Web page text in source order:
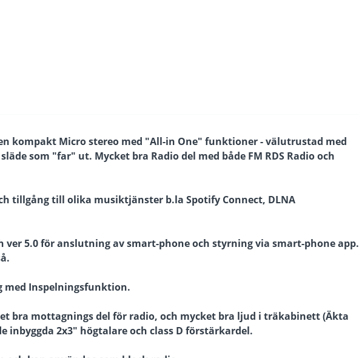
kompakt Micro stereo med "All-in One" funktioner - välutrustad med
som "far" ut. Mycket bra Radio del med både FM RDS Radio och
tillgång till olika musiktjänster b.la Spotify Connect, DLNA
ver 5.0 för anslutning av smart-phone och styrning via smart-phone app.
med Inspelningsfunktion.
bra mottagnings del för radio, och mycket bra ljud i träkabinett (Äkta
inbyggda 2x3" högtalare och class D förstärkardel.